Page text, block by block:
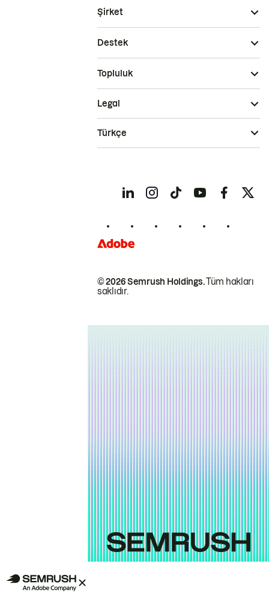
Şirket
Destek
Topluluk
© 2026 Semrush Holdings.Tüm hakları
saklıdır.
Legal
Türkçe